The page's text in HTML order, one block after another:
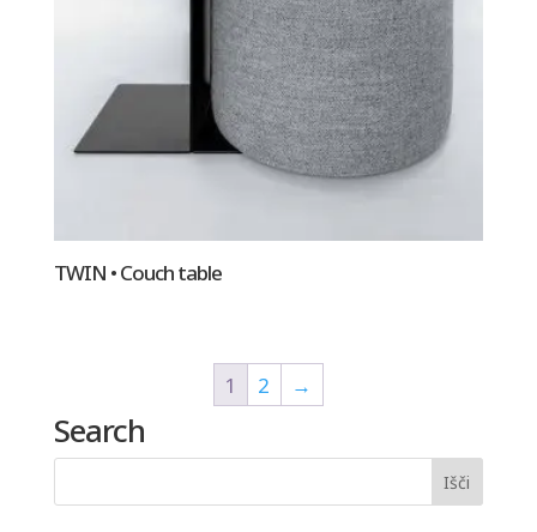
TWIN • Couch table
1 2 →
Search